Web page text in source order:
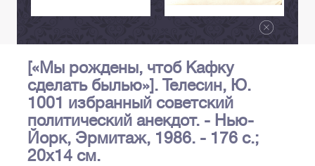
[«Мы рождены, чтоб Кафку
сделать былью»]. Телесин, Ю.
1001 избранный советский
политический анекдот. - Нью-
Йорк, Эрмитаж, 1986. - 176 с.;
20х14 см.